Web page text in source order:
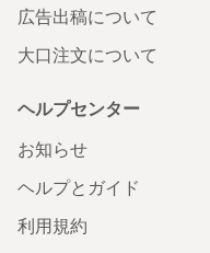
広告出稿について
大口注文について
ヘルプセンター
お知らせ
ヘルプとガイド
利用規約